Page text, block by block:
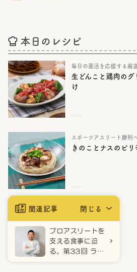
関連記事 閉じる
プロアスリートを
支える食事に迫
る。第33回 ラグ
本日のレシピ
毎日の菌活を応援する厳
生どんこと鶏肉の
け
スポーツアスリート勝利
きのことナスのピ